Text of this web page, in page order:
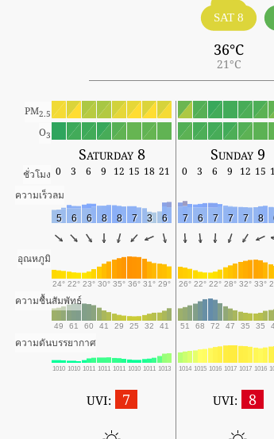
SAT 8
36°C
21°C
PM2.5
O3
Saturday 8 Sunday 9
ชั่วโมง 0 3 6 9 12 15 18 21 0 3 6 9 12 15
ความเร็วลม
5 6 6 8 8 7 3 6 7 6 7 7 7 8
อุณหภูมิ
24° 22° 23° 30° 35° 36° 31° 29° 26° 22° 22° 28° 32° 33°
ความชื้นสัมพัทธ์
49 61 60 41 29 25 32 41 51 68 72 47 35 35
ความดันบรรยากาศ
1010 1010 1011 1011 1011 1010 1011 1013 1014 1015 1016 1017 1017 1016
UVI: 7 UVI: 8